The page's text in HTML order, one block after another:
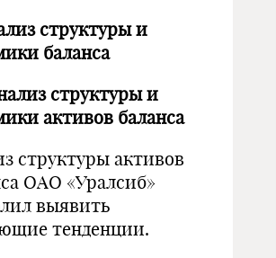
структуры и
баланса
структуры и
активов баланса
структуры активов
ОАО «Уралсиб»
выявить
тенденции.